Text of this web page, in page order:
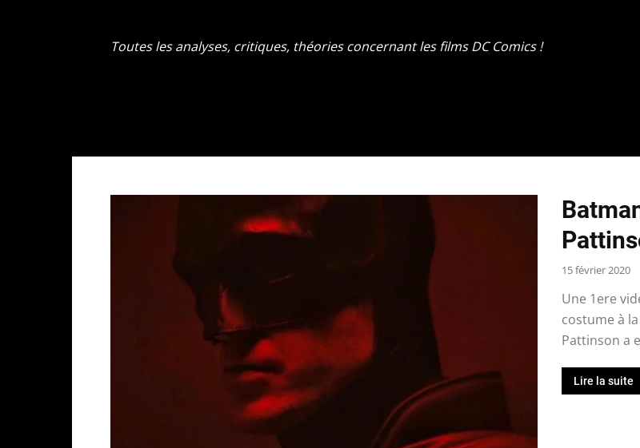
Toutes les analyses, critiques, théories concernant les films DC Comics !
15 février 2020
Une 1ere
costume à
Pattinson a
Lire la suite